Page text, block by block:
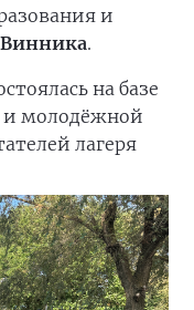
и
.
на базе
и молодёжной
лагеря